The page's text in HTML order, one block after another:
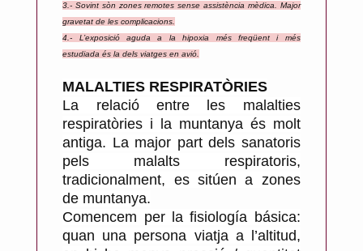
c
a
t
e
r
A
n
t
o
n
i
3.- Sovint sòn zones remotes sense assistència mèdica. Major
gravetat de les complicacions.
4.- L’exposició aguda a la hipoxia més freqüent i més
estudiada és la dels viatges en avió.
MALALTIES RESPIRATÒRIES
La relació entre les malalties
respiratòries i la muntanya és molt
antiga. La major part dels sanatoris
pels malalts respiratoris,
tradicionalment, es sitúen a zones
de muntanya.
Comencem per la fisiología básica:
quan una persona viatja a l’altitud,